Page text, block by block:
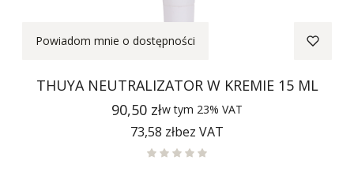
Powiadom mnie o dostępności
THUYA NEUTRALIZATOR W KREMIE 15 ML
Cena
90,50 złw tym 23% VAT
Cena
73,58 złbez VAT